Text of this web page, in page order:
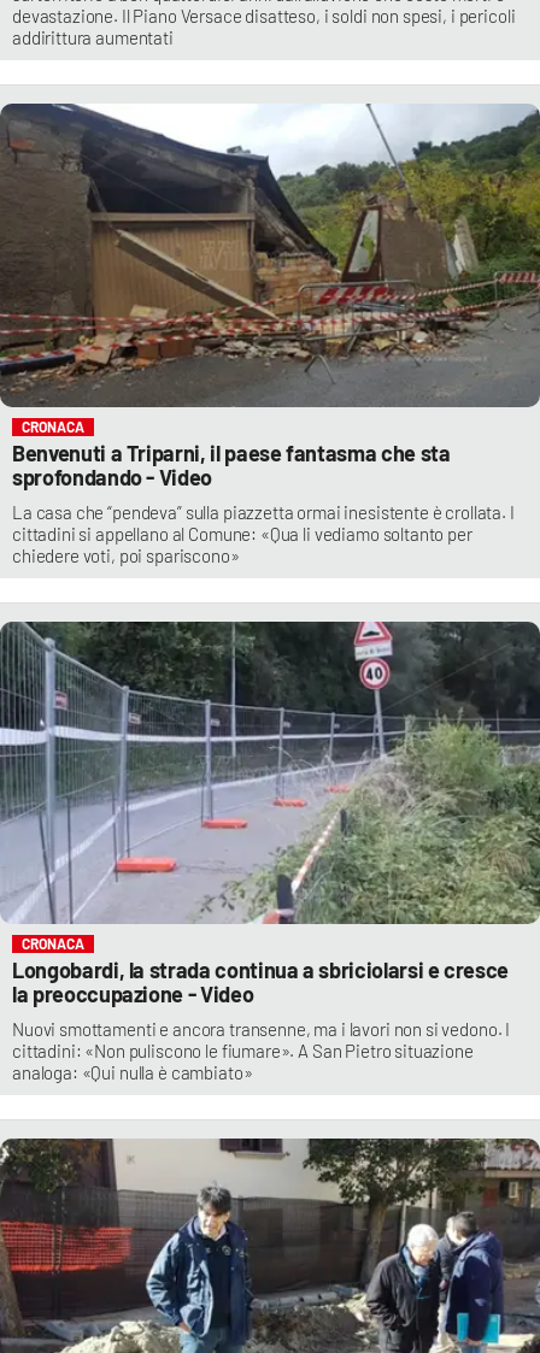
devastazione. Il Piano Versace disatteso, i soldi non spesi, i pericoli
addirittura aumentati
CRONACA
Benvenuti a Triparni, il paese fantasma che sta
sprofondando - Video
La casa che “pendeva” sulla piazzetta ormai inesistente è crollata. I
cittadini si appellano al Comune: «Qua li vediamo soltanto per
chiedere voti, poi spariscono»
CRONACA
Longobardi, la strada continua a sbriciolarsi e cresce
la preoccupazione - Video
Nuovi smottamenti e ancora transenne, ma i lavori non si vedono. I
cittadini: «Non puliscono le fiumare». A San Pietro situazione
analoga: «Qui nulla è cambiato»